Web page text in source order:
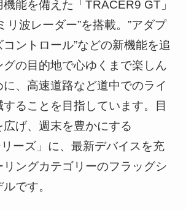
能を備えた「TRACER9 GT」
リ波レーダー”を搭載。”アダプ
ントロール”などの新機能を追
の目的地で心ゆくまで楽しん
、高速道路など道中でのライ
ることを目指しています。目
げ、週末を豊かにする
リーズ」に、最新デバイスを充
ングカテゴリーのフラッグシ
です。